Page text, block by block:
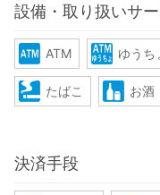
設備・取り扱いサ
ATM ゆうち
たばこ お酒
決済手段